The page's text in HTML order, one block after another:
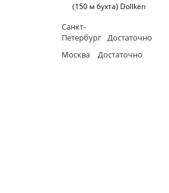
(150 м бухта) Dollken
Санкт-
Петербург Достаточно
Москва
Достаточно